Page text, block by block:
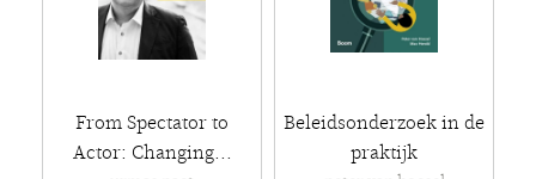
From Spectator to
Actor: Changing...
Beleidsonderzoek in de
praktijk